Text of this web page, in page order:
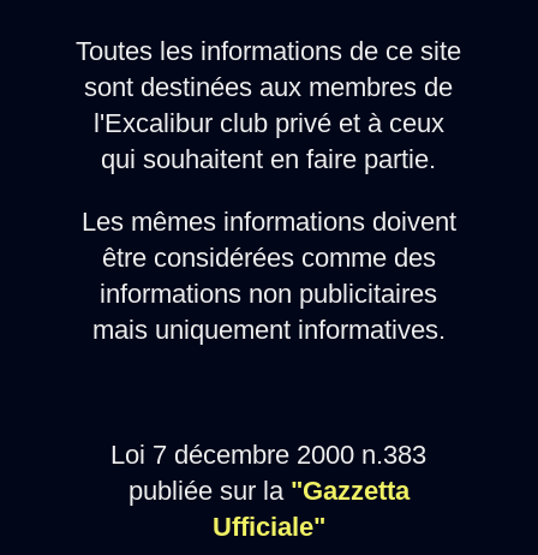
Toutes les informations de ce site
sont destinées aux membres de
l'Excalibur club privé et à ceux
qui souhaitent en faire partie.
Les mêmes informations doivent
être considérées comme des
informations non publicitaires
mais uniquement informatives.
Loi 7 décembre 2000 n.383
publiée sur la "Gazzetta
Ufficiale"